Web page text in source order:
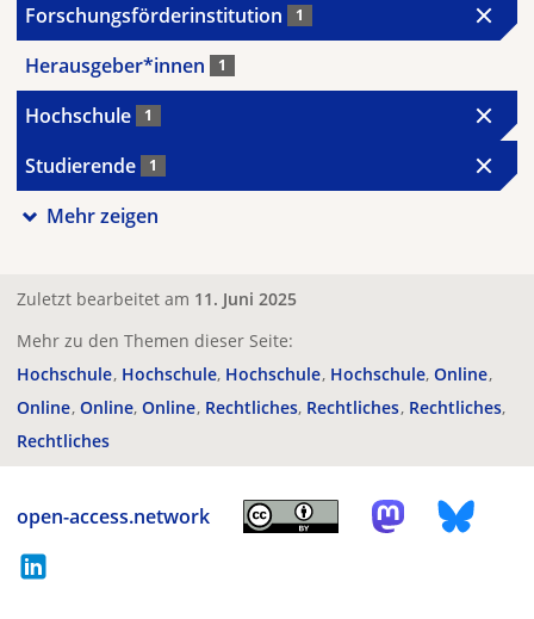
Forschungsförderinstitution 1
Herausgeber*innen 1
Hochschule 1
Studierende 1
Mehr zeigen
Zuletzt bearbeitet am 11. Juni 2025
Mehr zu den Themen dieser Seite:
Hochschule Hochschule Hochschule Hochschule Online
Online Online Online Rechtliches Rechtliches Rechtliches
Rechtliches
open-access.network